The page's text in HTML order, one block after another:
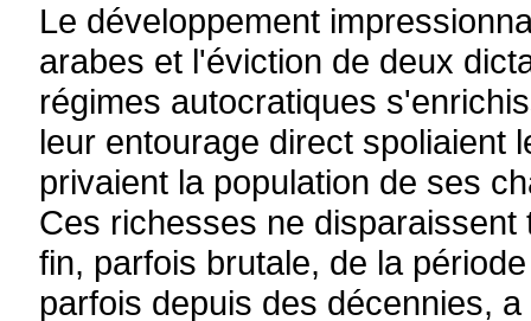
Le développement
arabes et l'éviction de deux
régimes autocratiques
leur entourage direct spoliaient
privaient la population de ses
Ces richesses ne
fin, parfois brutale, de la
parfois depuis des décennies,